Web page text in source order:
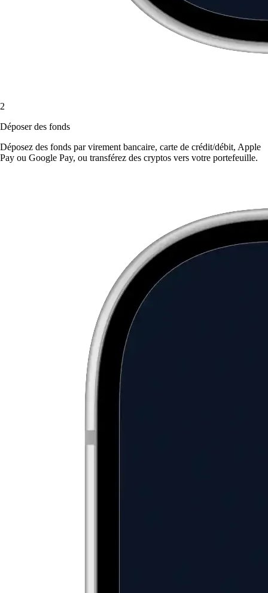
2
Déposer des fonds
Déposez des fonds par virement bancaire, carte de crédit/débit, Apple
Pay ou Google Pay, ou transférez des cryptos vers votre portefeuille.